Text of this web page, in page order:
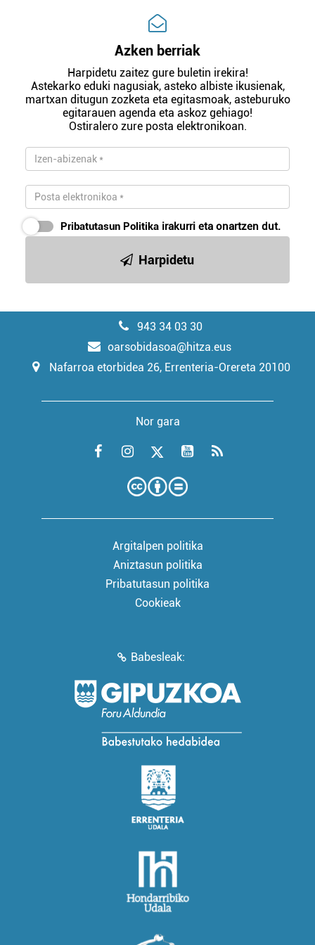
Azken berriak
Harpidetu zaitez gure buletin irekira!
Astekarko eduki nagusiak, asteko albiste ikusienak,
martxan ditugun zozketa eta egitasmoak, asteburuko
egitarauen agenda eta askoz gehiago!
Ostiralero zure posta elektronikoan.
Pribatutasun Politika irakurri eta onartzen dut.
Harpidetu
943 34 03 30
oarsobidasoa@hitza.eus
Nafarroa etorbidea 26, Errenteria-Orereta 20100
Nor gara
Argitalpen politika
Aniztasun politika
Pribatutasun politika
Cookieak
Babesleak: